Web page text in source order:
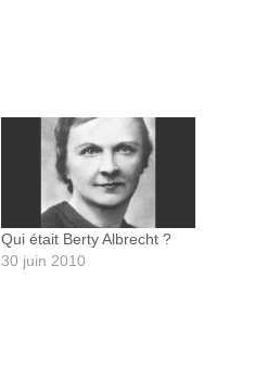
Qui était Berty Albrecht ?
30 juin 2010